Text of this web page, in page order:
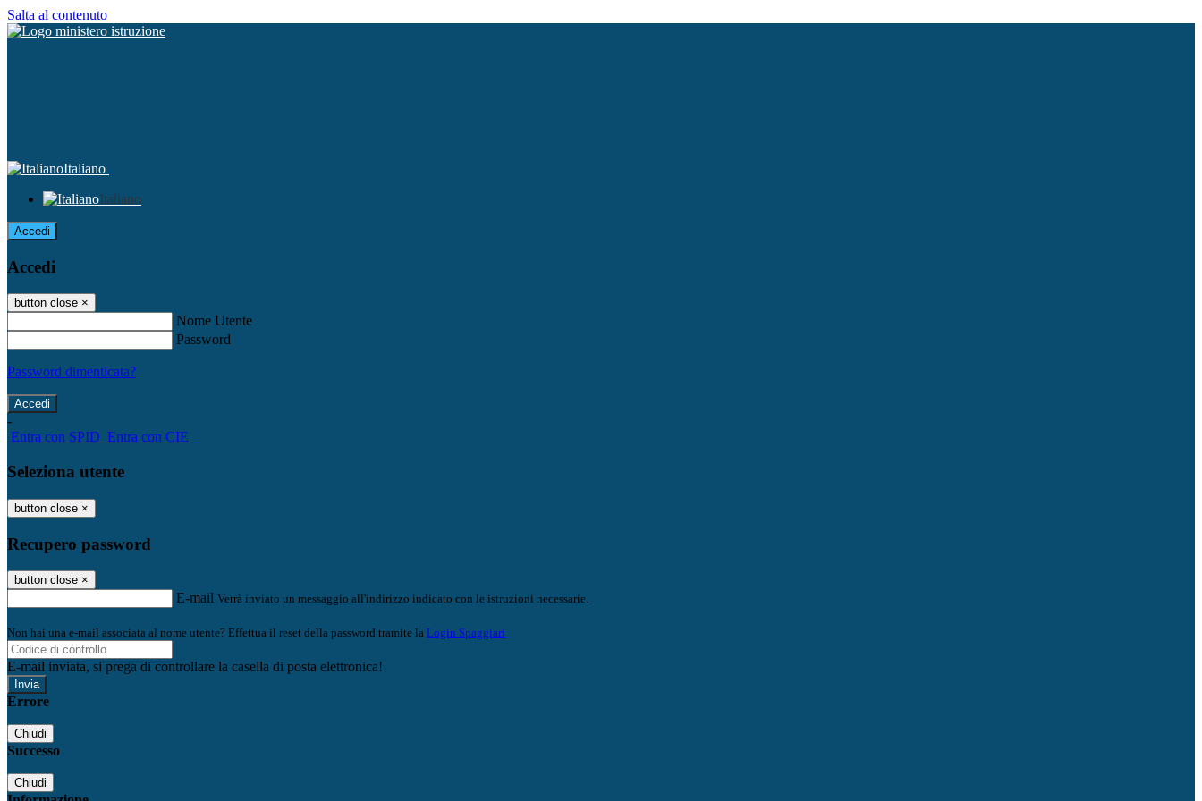
Salta al contenuto
Italiano
Italiano
Accedi
Accedi
button close ×
Nome Utente
Password
Password dimenticata?
-
Entra con SPID Entra con CIE
Seleziona utente
button close ×
Recupero password
button close ×
E-mail Verrà inviato un messaggio all'indirizzo indicato con le istruzioni necessarie.
Non hai una e-mail associata al nome utente? Effettua il reset della password tramite la Login Spaggiari
E-mail inviata, si prega di controllare la casella di posta elettronica!
Errore
Chiudi
Successo
Chiudi